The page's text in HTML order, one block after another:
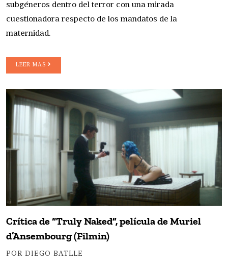
subgéneros dentro del terror con una mirada
cuestionadora respecto de los mandatos de la
maternidad.
LEER MAS
Crítica de “Truly Naked”, película de Muriel
d’Ansembourg (Filmin)
POR DIEGO BATLLE